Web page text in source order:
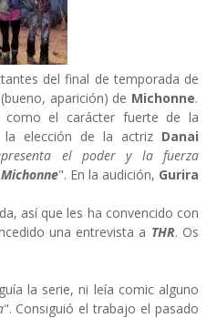
del final de temporada de
aparición) de Michonne.
como el carácter fuerte de la
la elección de la actriz Danai
el poder y la fuerza
Michonne". En la audición, Gurira
así que les ha convencido con
una entrevista a THR. Os
la serie, ni leía comic alguno
". Consiguió el trabajo el pasado